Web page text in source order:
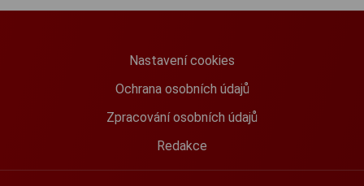
Nastavení cookies
Ochrana osobních údajů
Zpracování osobních údajů
Redakce